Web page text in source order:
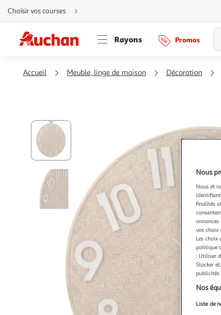
Aller
directement
au
Aller
directement
à
Aller
directement
Choisir vos courses
Rayons Promos
Accueil Meuble, linge de maison Décoration
Nous
Nous et
finalités
vos choix
Les choix
politique
: Utiliser
Stocker
publicités
Nos
Liste de